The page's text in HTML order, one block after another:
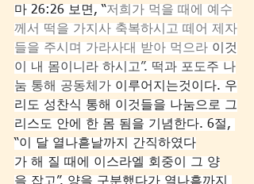
마 26:26 보면, “저희가 먹을 때에 예수
께서 떡을 가지사 축복하시고 떼어 제자
들을 주시며 가라사대 받아 먹으라 이것
이 내 몸이니라 하시고”. 떡과 포도주 나
눔 통해 공동체가 이루어지는것이다. 우
리도 성찬식 통해 이것들을 나눔으로 그
리스도 안에 한 몸 됨을 기념한다. 6절,
“이 달 열나흗날까지 간직하였다
가 해 질 때에 이스라엘 회중이 그 양